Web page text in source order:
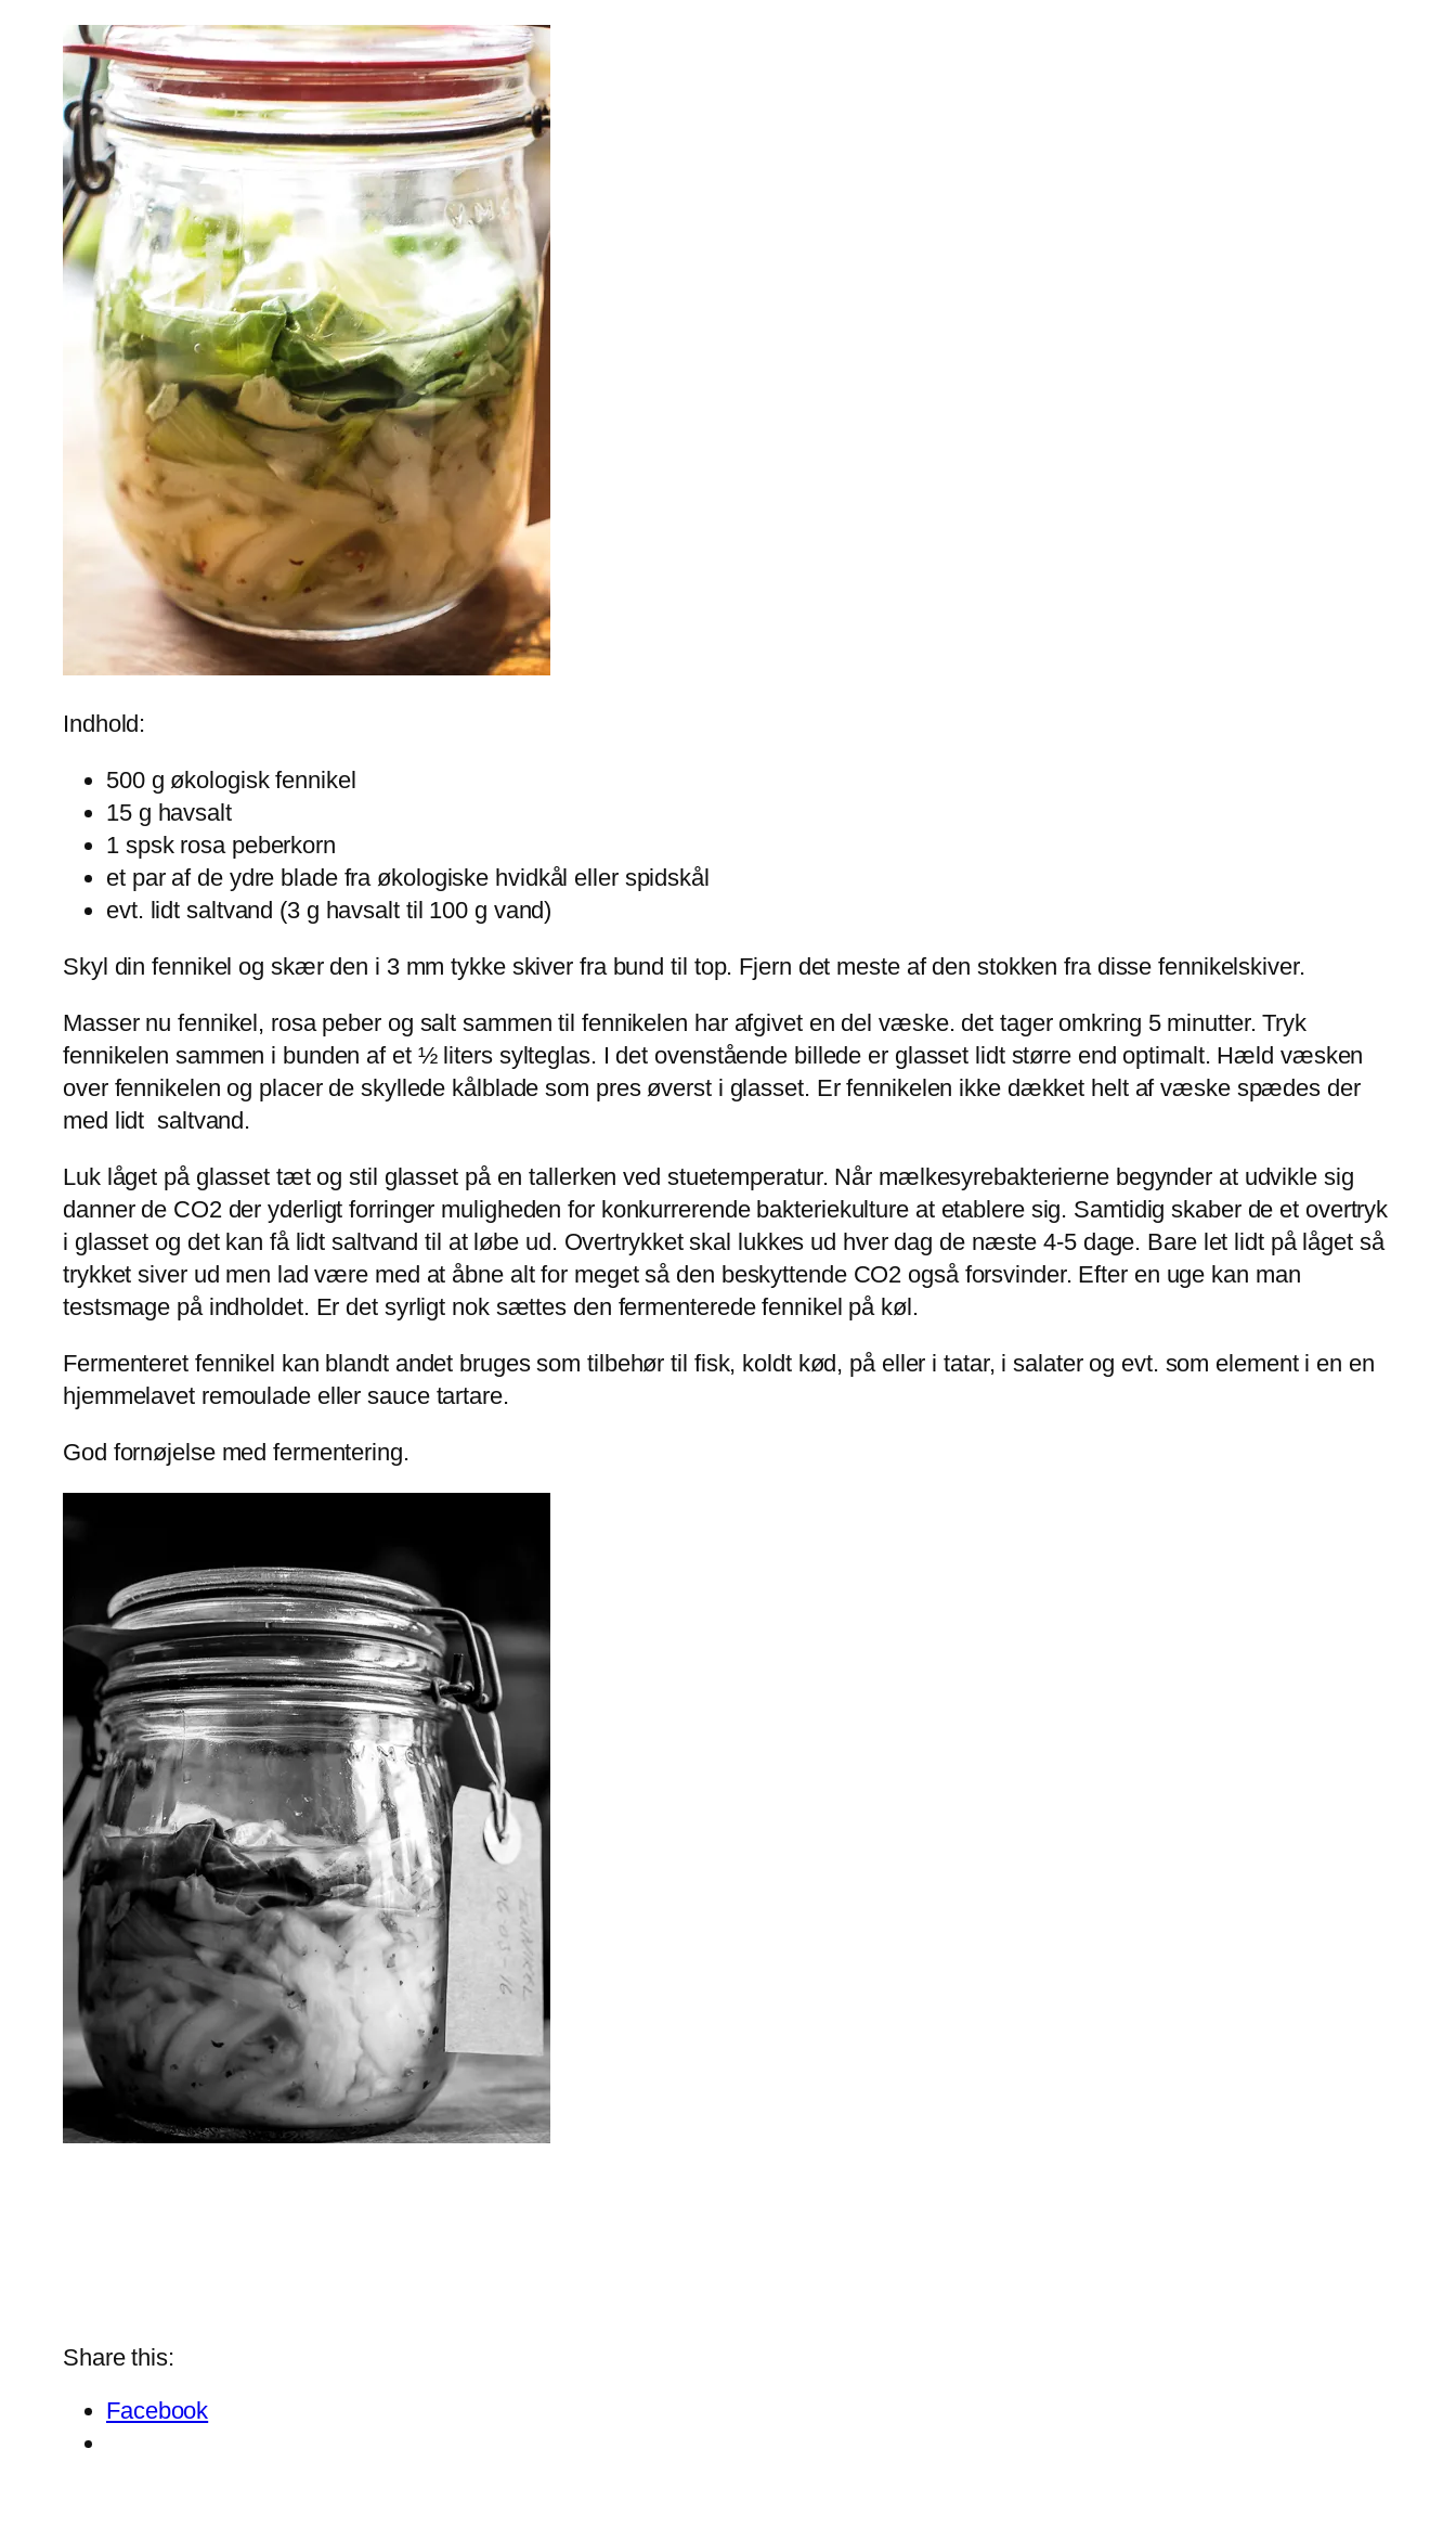
Indhold:
500 g økologisk fennikel
15 g havsalt
1 spsk rosa peberkorn
et par af de ydre blade fra økologiske hvidkål eller spidskål
evt. lidt saltvand (3 g havsalt til 100 g vand)
Skyl din fennikel og skær den i 3 mm tykke skiver fra bund til top. Fjern det meste af den stokken fra disse fennikelskiver.
Masser nu fennikel, rosa peber og salt sammen til fennikelen har afgivet en del væske. det tager omkring 5 minutter. Tryk
fennikelen sammen i bunden af et ½ liters sylteglas. I det ovenstående billede er glasset lidt større end optimalt. Hæld væsken
over fennikelen og placer de skyllede kålblade som pres øverst i glasset. Er fennikelen ikke dækket helt af væske spædes der
med lidt saltvand.
Luk låget på glasset tæt og stil glasset på en tallerken ved stuetemperatur. Når mælkesyrebakterierne begynder at udvikle sig
danner de CO2 der yderligt forringer muligheden for konkurrerende bakteriekulture at etablere sig. Samtidig skaber de et overtryk
i glasset og det kan få lidt saltvand til at løbe ud. Overtrykket skal lukkes ud hver dag de næste 4-5 dage. Bare let lidt på låget så
trykket siver ud men lad være med at åbne alt for meget så den beskyttende CO2 også forsvinder. Efter en uge kan man
testsmage på indholdet. Er det syrligt nok sættes den fermenterede fennikel på køl.
Fermenteret fennikel kan blandt andet bruges som tilbehør til fisk, koldt kød, på eller i tatar, i salater og evt. som element i en en
hjemmelavet remoulade eller sauce tartare.
God fornøjelse med fermentering.
Share this:
Facebook